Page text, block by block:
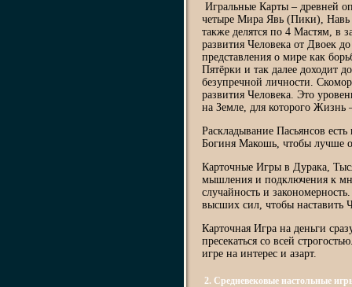
Игральные Карты – древней
четыре Мира Явь (Пики),
также делятся по 4 Мастям, в
развития Человека от Двоек
представления о мире как
Пятёрки и так далее доходит
безупречной личности.
развития Человека. Это
на Земле, для которого Жизнь
Раскладывание Пасьянсов
Богиня Макошь, чтобы лучше
Карточные Игры в Дурака,
мышления и подключения к
случайность и
высших сил, чтобы наставить
Карточная Игра на деньги
пресекаться со всей
игре на интерес и азарт.
2. Средневековые настольные